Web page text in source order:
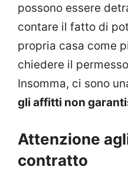
possono essere
contare il fatto di
propria casa come
chiedere il
Insomma, ci sono
gli affitti non
Attenzione
contratto